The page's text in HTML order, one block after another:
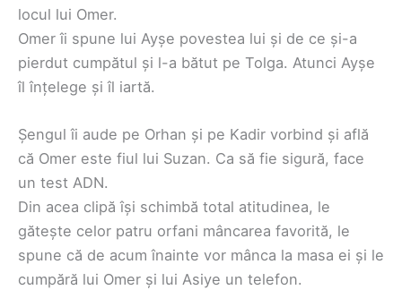
locul lui Omer.
Omer îi spune lui Ayșe povestea lui și de ce și-a
pierdut cumpătul și l-a bătut pe Tolga. Atunci Ayșe
îl înțelege și îl iartă.
Șengul îi aude pe Orhan și pe Kadir vorbind și află
că Omer este fiul lui Suzan. Ca să fie sigură, face
un test ADN.
Din acea clipă își schimbă total atitudinea, le
gătește celor patru orfani mâncarea favorită, le
spune că de acum înainte vor mânca la masa ei și le
cumpără lui Omer și lui Asiye un telefon.